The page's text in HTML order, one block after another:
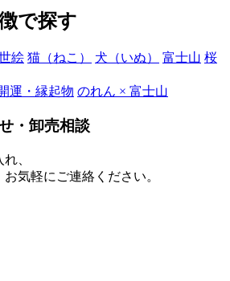
で探す
絵 猫（ねこ） 犬（いぬ） 富士山 桜
運・縁起物 のれん × 富士山
・卸売相談
、
気軽にご連絡ください。